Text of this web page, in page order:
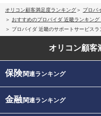
オリコン顧客満足度ランキング
プロバ
おすすめのプロバイダ 近畿ランキング
プロバイダ 近畿のサポートサービス
オリコン顧客
保険関連ランキング
金融関連ランキング